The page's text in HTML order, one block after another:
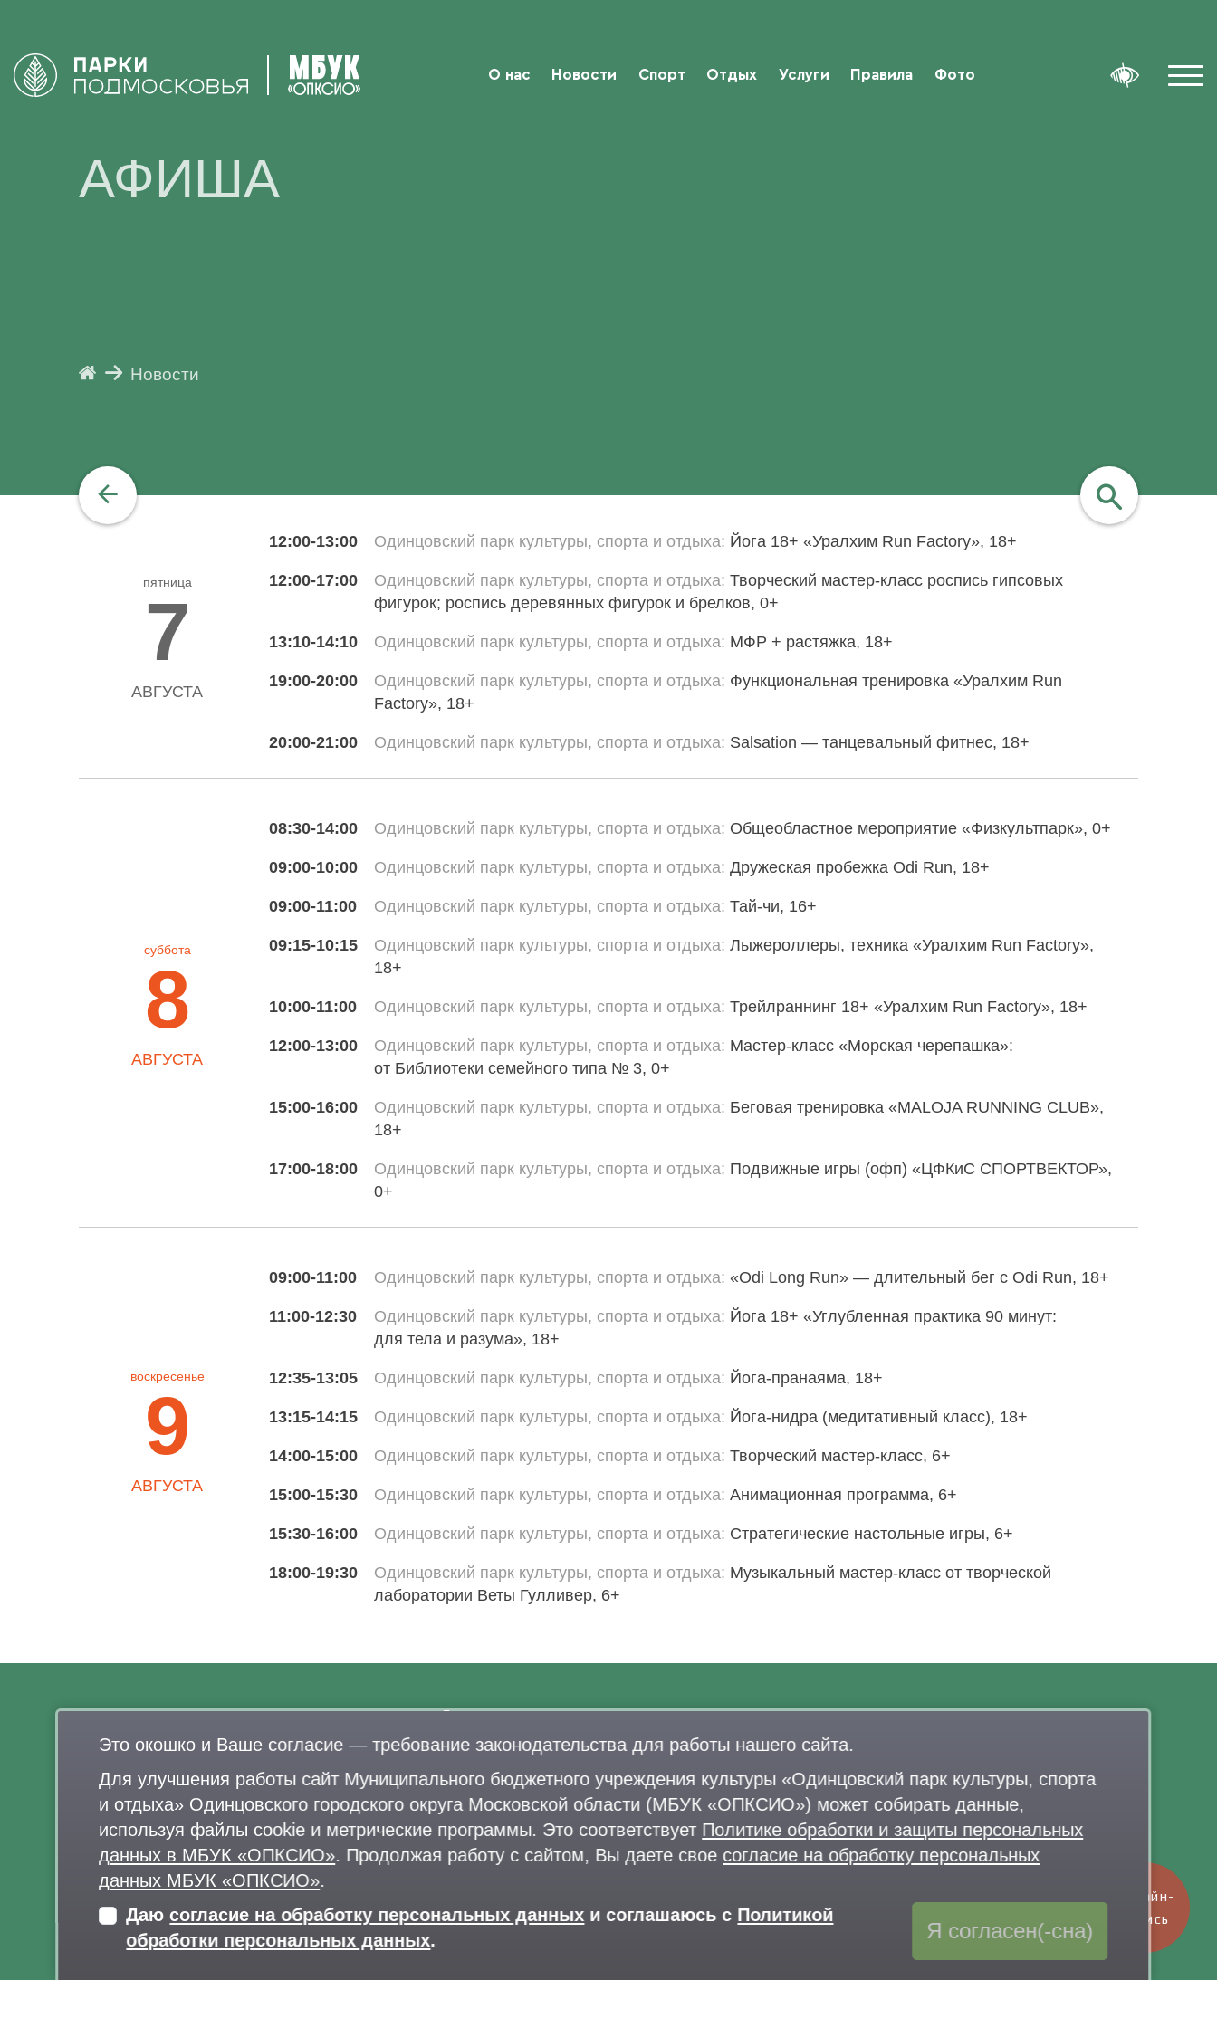
О нас Новости Спорт Отдых Услуги Правила Фото
АФИША
Новости
пятница
7
АВГУСТА
12:00-13:00 Одинцовский парк культуры, спорта и отдыха Йога 18+ «Уралхим Run Factory», 18+
12:00-17:00 Одинцовский парк культуры, спорта и отдыха Творческий мастер-класс роспись гипсовых
фигурок; роспись деревянных фигурок и брелков, 0+
13:10-14:10 Одинцовский парк культуры, спорта и отдыха МФР + растяжка, 18+
19:00-20:00 Одинцовский парк культуры, спорта и отдыха Функциональная тренировка «Уралхим Run
Factory», 18+
20:00-21:00 Одинцовский парк культуры, спорта и отдыха Salsation — танцевальный фитнес, 18+
суббота
8
АВГУСТА
08:30-14:00 Одинцовский парк культуры, спорта и отдыха Общеобластное мероприятие «Физкультпарк», 0+
09:00-10:00 Одинцовский парк культуры, спорта и отдыха Дружеская пробежка Odi Run, 18+
09:00-11:00 Одинцовский парк культуры, спорта и отдыха Тай-чи, 16+
09:15-10:15 Одинцовский парк культуры, спорта и отдыха Лыжероллеры, техника «Уралхим Run Factory»,
18+
10:00-11:00 Одинцовский парк культуры, спорта и отдыха Трейлраннинг 18+ «Уралхим Run Factory», 18+
12:00-13:00 Одинцовский парк культуры, спорта и отдыха Мастер-класс «Морская черепашка»:
от Библиотеки семейного типа № 3, 0+
15:00-16:00 Одинцовский парк культуры, спорта и отдыха Беговая тренировка «MALOJA RUNNING CLUB»,
18+
17:00-18:00 Одинцовский парк культуры, спорта и отдыха Подвижные игры (офп) «ЦФКиС СПОРТВЕКТОР»,
0+
воскресенье
9
АВГУСТА
09:00-11:00 Одинцовский парк культуры, спорта и отдыха «Odi Long Run» — длительный бег с Odi Run, 18+
11:00-12:30 Одинцовский парк культуры, спорта и отдыха Йога 18+ «Углубленная практика 90 минут:
для тела и разума», 18+
12:35-13:05 Одинцовский парк культуры, спорта и отдыха Йога-пранаяма, 18+
13:15-14:15 Одинцовский парк культуры, спорта и отдыха Йога-нидра (медитативный класс), 18+
14:00-15:00 Одинцовский парк культуры, спорта и отдыха Творческий мастер-класс, 6+
15:00-15:30 Одинцовский парк культуры, спорта и отдыха Анимационная программа, 6+
15:30-16:00 Одинцовский парк культуры, спорта и отдыха Стратегические настольные игры, 6+
18:00-19:30 Одинцовский парк культуры, спорта и отдыха Музыкальный мастер-класс от творческой
лаборатории Веты Гулливер, 6+
О нас
Афиша
Документы
Правила поведения в парках
Лыжероллерная трасса
Раздевалки
Парковка
Контакты
+7 926 341-20-63
delo@lazytina-park.ru
Политика обработки персональных данных
Карта сайта
Обратная связь
через Telegram-канал парка
Онлайн-
запись
Это окошко и Ваше согласие — требование законодательства для работы нашего сайта.
Для улучшения работы сайт Муниципального бюджетного учреждения культуры «Одинцовский парк культуры, спорта
и отдыха» Одинцовского городского округа Московской области (МБУК «ОПКСИО») может собирать данные,
используя файлы cookie и метрические программы. Это соответствует Политике обработки и защиты персональных
данных в МБУК «ОПКСИО». Продолжая работу с сайтом, Вы даете свое согласие на обработку персональных
данных МБУК «ОПКСИО».
Даюсогласие на обработку персональных данных и соглашаюсь с Политикой
обработки персональных данных. Я согласен(-сна)